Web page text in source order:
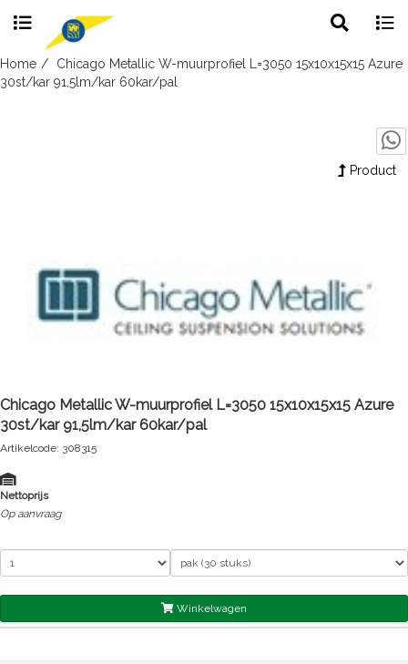
Skip
to
search
Home
Chicago Metallic W-muurprofiel L=3050 15x10x15x15 Azure
30st/kar 91,5lm/kar 60kar/pal
Product
Chicago Metallic W-muurprofiel L=3050 15x10x15x15 Azure
30st/kar 91,5lm/kar 60kar/pal
Artikelcode: 308315
Nettoprijs
Op aanvraag
Winkelwagen